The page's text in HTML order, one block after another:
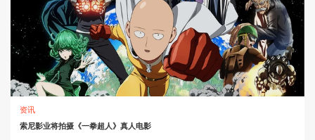
资讯
索尼影业将拍摄《一拳超人》真人电影